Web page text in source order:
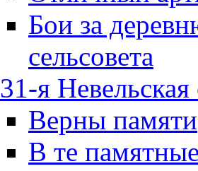
Бои за
сельсовета
31-я Невельская
Верны памяти
В те